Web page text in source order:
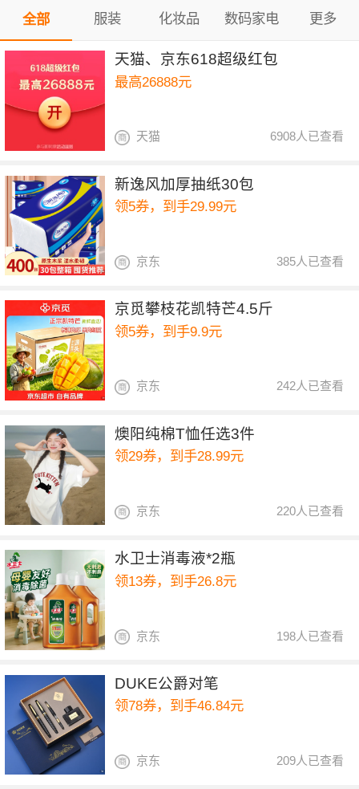
全部 服装 化妆品 数码家电 更多
天猫、京东618超级红包
最高26888元
6908人已查看
天猫
新逸风加厚抽纸30包
领5券，到手29.99元
385人已查看
京东
京觅攀枝花凯特芒4.5斤
领5券，到手9.9元
242人已查看
京东
燠阳纯棉T恤任选3件
领29券，到手28.99元
220人已查看
京东
水卫士消毒液*2瓶
领13券，到手26.8元
198人已查看
京东
DUKE公爵对笔
领78券，到手46.84元
209人已查看
京东